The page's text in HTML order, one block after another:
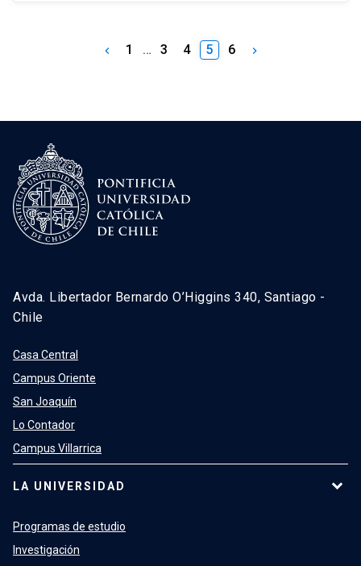
keyboard_arrow_left 1 … 3 4 5 6 keyboard_arrow_right
Avda. Libertador Bernardo O’Higgins 340, Santiago -
Chile
Casa Central
Campus Oriente
San Joaquín
Lo Contador
Campus Villarrica
LA UNIVERSIDAD
Programas de estudio
Investigación